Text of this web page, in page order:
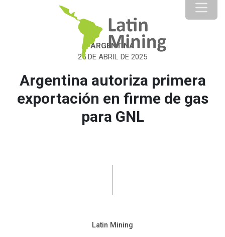
ARGENTINA
25 DE ABRIL DE 2025
Argentina autoriza primera
exportación en firme de gas
para GNL
Latin Mining